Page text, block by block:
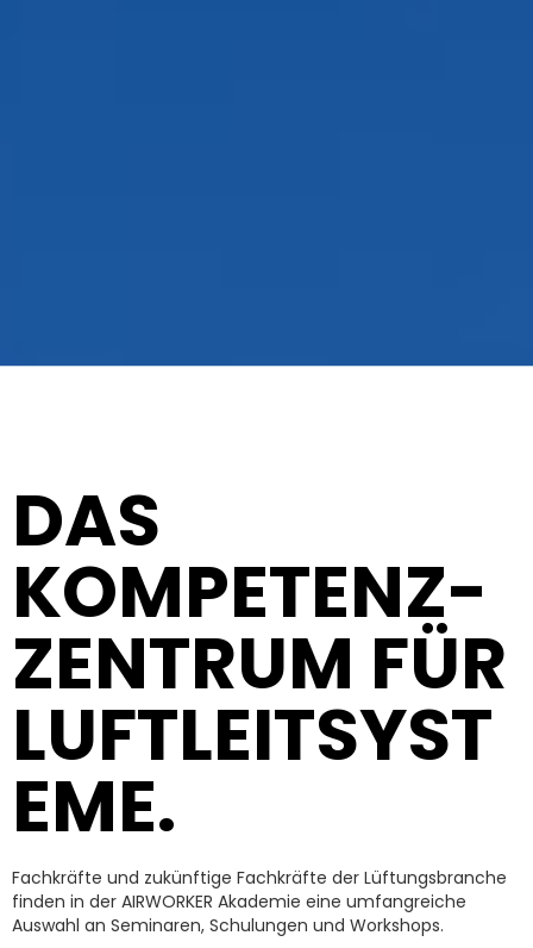
DAS
KOMPETENZ-
ZENTRUM FÜR
LUFTLEITSYST
EME.
Fachkräfte und zukünftige Fachkräfte der Lüftungsbranche
finden in der AIRWORKER Akademie eine umfangreiche
Auswahl an Seminaren, Schulungen und Workshops.